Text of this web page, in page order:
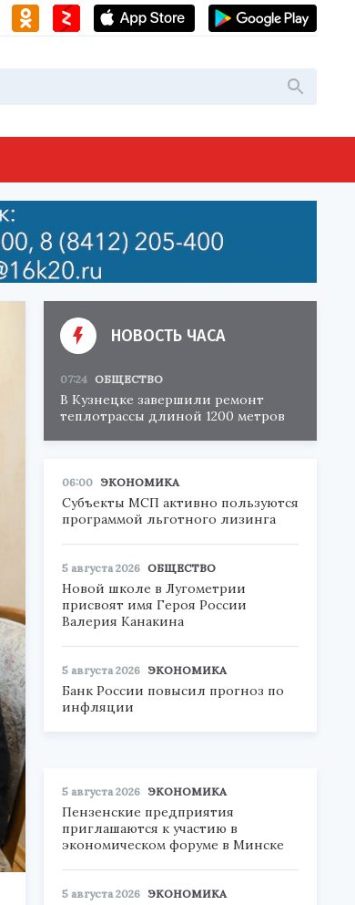
НОВОСТЬ ЧАСА
07:24 ОБЩЕСТВО
В Кузнецке завершили ремонт
теплотрассы длиной 1200 метров
06:00 ЭКОНОМИКА
Субъекты МСП активно пользуются
программой льготного лизинга
5 августа 2026 ОБЩЕСТВО
Новой школе в Лугометрии
присвоят имя Героя России
Валерия Канакина
5 августа 2026 ЭКОНОМИКА
Банк России повысил прогноз по
инфляции
5 августа 2026 ЭКОНОМИКА
Пензенские предприятия
приглашаются к участию в
экономическом форуме в Минске
5 августа 2026 ЭКОНОМИКА